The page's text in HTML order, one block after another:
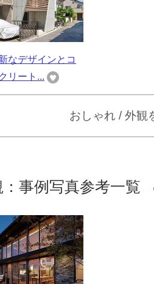
なデザインとコ
リート...
おしゃれ / 外観
事例写真参考一覧